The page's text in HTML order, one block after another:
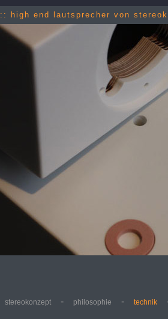
:: high end lautsprecher von
stereokonzept - philosophie - technik